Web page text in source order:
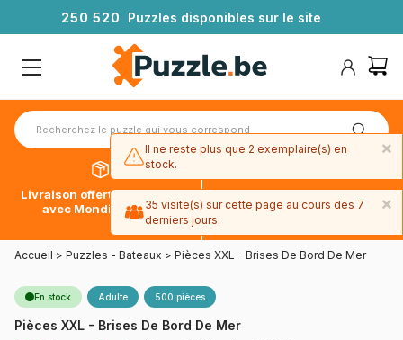
250 520 Puzzles disponibles sur le site
Livraison offerte dès 39€*
avec Mondial Relay
Paiement en 4x sans frais
avec Paypal
Accueil > Puzzles - Bateaux > Pièces XXL - Brises De Bord De Mer
En stock Adulte 500 pièces
Pièces XXL - Brises De Bord De Mer
×
Il ne reste plus que 2 exemplaire(s) en
stock.
×
35 visite(s) sur cette page au cours des 7
derniers jours.